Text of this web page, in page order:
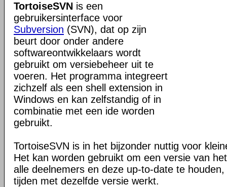
TortoiseSVN is een
gebruikersinterface voor
Subversion (SVN), dat op zijn
beurt door onder andere
softwareontwikkelaars wordt
gebruikt om versiebeheer uit te
voeren. Het programma integreert
zichzelf als een shell extension in
Windows en kan zelfstandig of in
combinatie met een ide worden
gebruikt.
TortoiseSVN is in het bijzonder nuttig voor
Het kan worden gebruikt om een versie van
alle deelnemers en deze up-to-date te
tijden met dezelfde versie werkt.